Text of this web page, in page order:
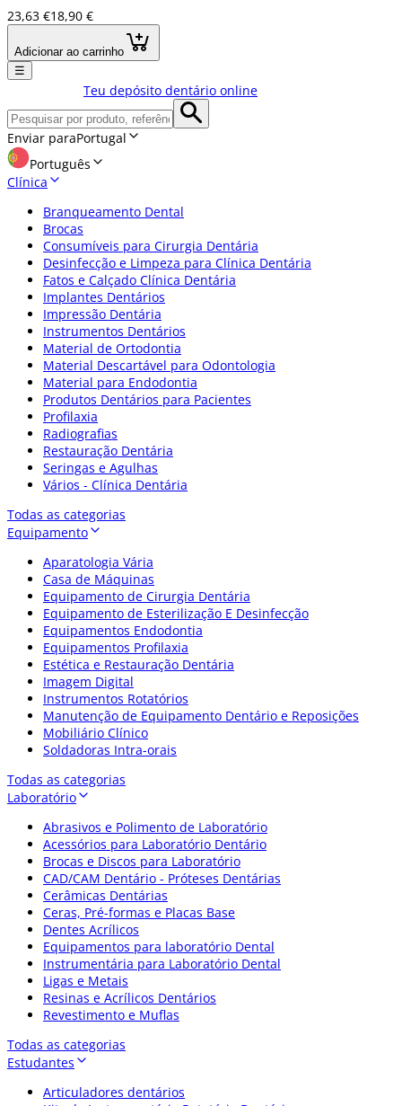
23,63 €18,90 €
Adicionar ao carrinho
☰
Teu depósito dentário online
Enviar paraPortugal
Português
Clínica
Branqueamento Dental
Brocas
Consumíveis para Cirurgia Dentária
Desinfecção e Limpeza para Clínica Dentária
Fatos e Calçado Clínica Dentária
Implantes Dentários
Impressão Dentária
Instrumentos Dentários
Material de Ortodontia
Material Descartável para Odontologia
Material para Endodontia
Produtos Dentários para Pacientes
Profilaxia
Radiografias
Restauração Dentária
Seringas e Agulhas
Vários - Clínica Dentária
Todas as categorias
Equipamento
Aparatologia Vária
Casa de Máquinas
Equipamento de Cirurgia Dentária
Equipamento de Esterilização E Desinfecção
Equipamentos Endodontia
Equipamentos Profilaxia
Estética e Restauração Dentária
Imagem Digital
Instrumentos Rotatórios
Manutenção de Equipamento Dentário e Reposições
Mobiliário Clínico
Soldadoras Intra-orais
Todas as categorias
Laboratório
Abrasivos e Polimento de Laboratório
Acessórios para Laboratório Dentário
Brocas e Discos para Laboratório
CAD/CAM Dentário - Próteses Dentárias
Cerâmicas Dentárias
Ceras, Pré-formas e Placas Base
Dentes Acrílicos
Equipamentos para laboratório Dental
Instrumentária para Laboratório Dental
Ligas e Metais
Resinas e Acrílicos Dentários
Revestimento e Muflas
Todas as categorias
Estudantes
Articuladores dentários